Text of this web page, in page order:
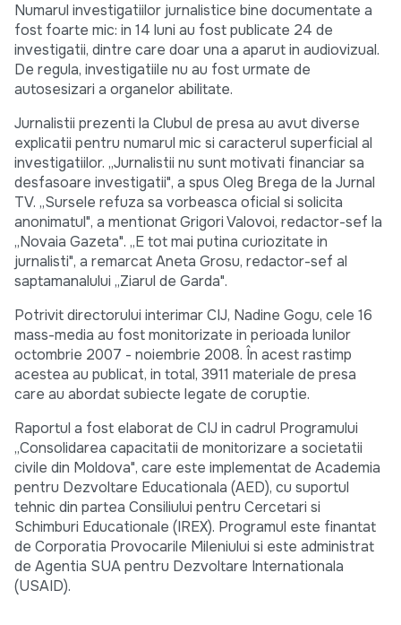
Numarul investigatiilor jurnalistice bine documentate a
fost foarte mic: in 14 luni au fost publicate 24 de
investigatii, dintre care doar una a aparut in audiovizual.
De regula, investigatiile nu au fost urmate de
autosesizari a organelor abilitate.
Jurnalistii prezenti la Clubul de presa au avut diverse
explicatii pentru numarul mic si caracterul superficial al
investigatiilor. „Jurnalistii nu sunt motivati financiar sa
desfasoare investigatii", a spus Oleg Brega de la Jurnal
TV. „Sursele refuza sa vorbeasca oficial si solicita
anonimatul", a mentionat Grigori Valovoi, redactor-sef la
„Novaia Gazeta". „E tot mai putina curiozitate in
jurnalisti", a remarcat Aneta Grosu, redactor-sef al
saptamanalului „Ziarul de Garda".
Potrivit directorului interimar CIJ, Nadine Gogu, cele 16
mass-media au fost monitorizate in perioada lunilor
octombrie 2007 - noiembrie 2008. În acest rastimp
acestea au publicat, in total, 3911 materiale de presa
care au abordat subiecte legate de coruptie.
Raportul a fost elaborat de CIJ in cadrul Programului
„Consolidarea capacitatii de monitorizare a societatii
civile din Moldova", care este implementat de Academia
pentru Dezvoltare Educationala (AED), cu suportul
tehnic din partea Consiliului pentru Cercetari si
Schimburi Educationale (IREX). Programul este finantat
de Corporatia Provocarile Mileniului si este administrat
de Agentia SUA pentru Dezvoltare Internationala
(USAID).